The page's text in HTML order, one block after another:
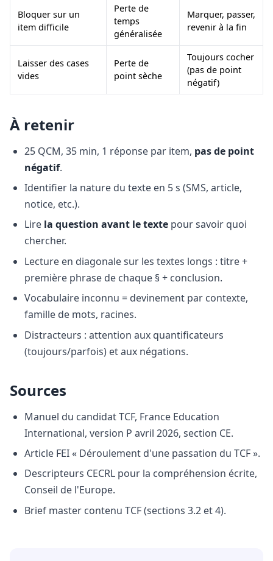
Bloquer sur un
item difficile
Perte de
temps
généralisée
Marquer, passer,
revenir à la fin
Laisser des cases
vides
Perte de
point sèche
Toujours cocher
(pas de point
négatif)
À retenir
25 QCM, 35 min, 1 réponse par item, pas de point
négatif.
Identifier la nature du texte en 5 s (SMS, article,
notice, etc.).
Lire la question avant le texte pour savoir quoi
chercher.
Lecture en diagonale sur les textes longs : titre +
première phrase de chaque § + conclusion.
Vocabulaire inconnu = devinement par contexte,
famille de mots, racines.
Distracteurs : attention aux quantificateurs
(toujours/parfois) et aux négations.
Sources
Manuel du candidat TCF, France Education
International, version P avril 2026, section CE.
Article FEI « Déroulement d'une passation du TCF ».
Descripteurs CECRL pour la compréhension écrite,
Conseil de l'Europe.
Brief master contenu TCF (sections 3.2 et 4).